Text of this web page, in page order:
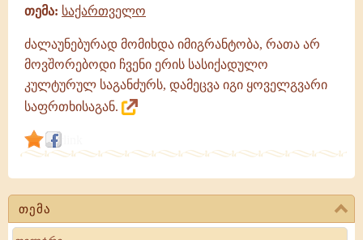
თემა
Search
(თაყაიშვილი)
ციტატები,
გამონათქვამები
ექვთიმე
ღმრთისკაცი
(თაყაიშვილი)
გამონათქვამები
თემა: საქართველო
ძალაუნებურად მომიხდა იმიგრანტობა, რათა არ
მოვშორებოდი ჩვენი ერის სასიქადულო
კულტურულ საგანძურს, დამეცვა იგი ყოველგვარი
საფრთხისაგან.